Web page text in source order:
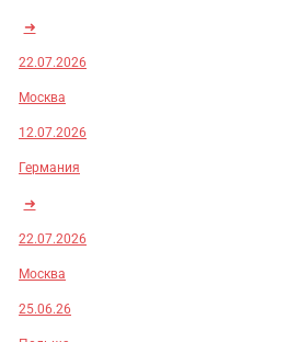
➜
22.07.2026
Москва
12.07.2026
Германия
➜
22.07.2026
Москва
25.06.26